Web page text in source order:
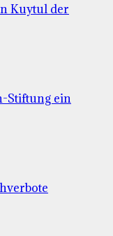
Kuytul der
Stiftung ein